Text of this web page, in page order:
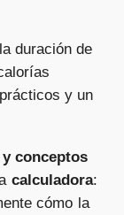
duración de
y un
conceptos
calculadora:
cómo la